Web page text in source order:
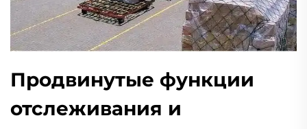
Продвинутые функции
отслеживания и